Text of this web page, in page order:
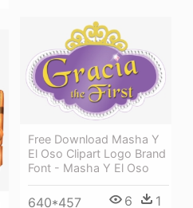
Free Download Masha Y
El Oso Clipart Logo Brand
Font - Masha Y El Oso
640*457 6 1